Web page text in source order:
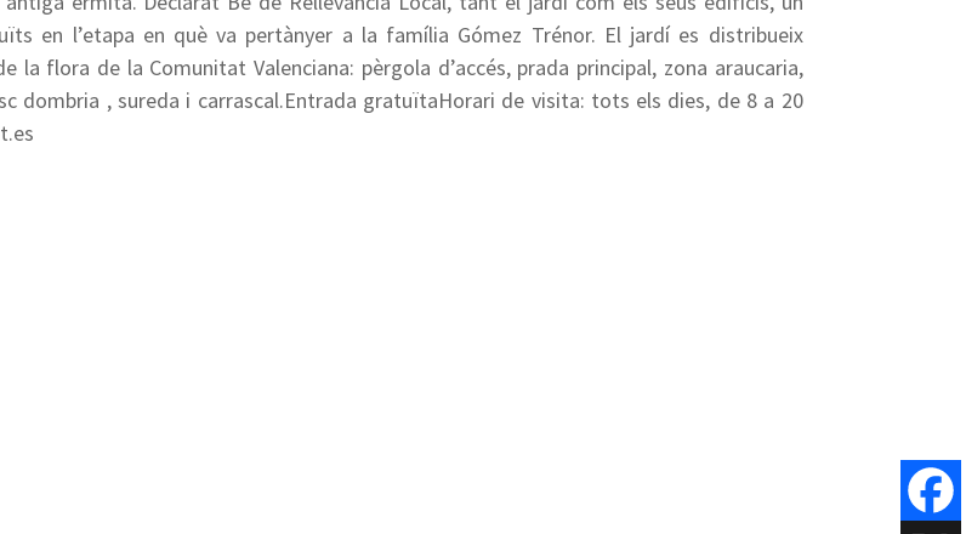
en l’etapa en què va pertànyer a la família Gómez Trénor. El jardí es distribueix
flora de la Comunitat Valenciana: pèrgola d’accés, prada principal, zona araucaria,
dombria , sureda i carrascal.Entrada gratuïtaHorari de visita: tots els dies, de 8 a 20